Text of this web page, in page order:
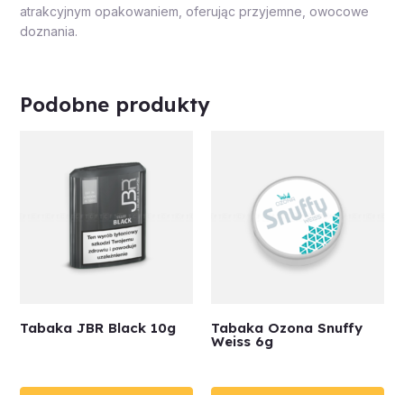
atrakcyjnym opakowaniem, oferując przyjemne, owocowe
doznania.
Podobne produkty
Tabaka JBR Black 10g Tabaka Ozona Snuffy
Weiss 6g